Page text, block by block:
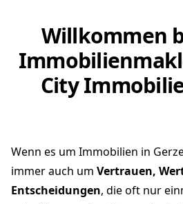
Willkommen
City
Wenn es um Immobilien in
immer auch um Vertrauen,
Entscheidungen, die oft nur